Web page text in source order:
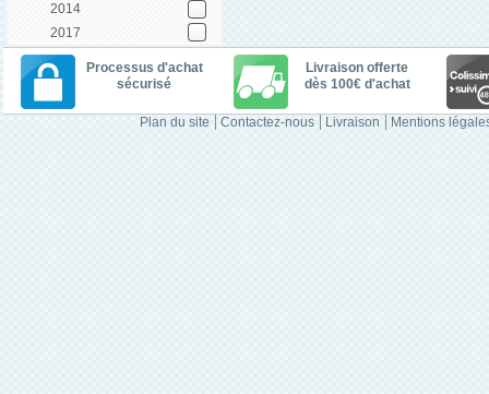
2014
2017
Processus d'achat
sécurisé
Livraison offerte
dès 100€ d'achat
Plan du site Contactez-nous Livraison Mentions